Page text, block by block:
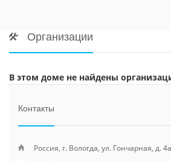
Организации
В этом доме не найдены
Контакты
Россия, г. Вологда, ул. Гончарная, д. 4а